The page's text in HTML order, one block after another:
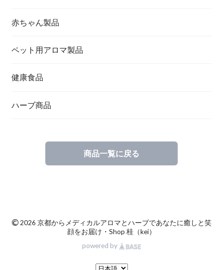
赤ちゃん製品
ペット用アロマ製品
健康食品
ハーブ商品
商品一覧に戻る
© 2026 京都からメディカルアロマとハーブであなたに癒しと笑
顔をお届け・Shop 桂（kei）
powered by